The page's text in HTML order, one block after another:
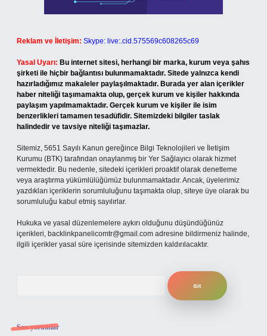
Reklam ve İletişim: Skype: live:.cid.575569c608265c69
Yasal Uyarı: Bu internet sitesi, herhangi bir marka, kurum veya şahıs
şirketi ile hiçbir bağlantısı bulunmamaktadır. Sitede yalnızca kendi
hazırladığımız makaleler paylaşılmaktadır. Burada yer alan içerikler
haber niteliği taşımamakta olup, gerçek kurum ve kişiler hakkında
paylaşım yapılmamaktadır. Gerçek kurum ve kişiler ile isim
benzerlikleri tamamen tesadüfidir. Sitemizdeki bilgiler taslak
halindedir ve tavsiye niteliği taşımazlar.
Sitemiz, 5651 Sayılı Kanun gereğince Bilgi Teknolojileri ve İletişim
Kurumu (BTK) tarafından onaylanmış bir Yer Sağlayıcı olarak hizmet
vermektedir. Bu nedenle, sitedeki içerikleri proaktif olarak denetleme
veya araştırma yükümlülüğümüz bulunmamaktadır. Ancak, üyelerimiz
yazdıkları içeriklerin sorumluluğunu taşımakta olup, siteye üye olarak bu
sorumluluğu kabul etmiş sayılırlar.
Hukuka ve yasal düzenlemelere aykırı olduğunu düşündüğünüz
içerikleri, backlinkpanelicomtr@gmail.com adresine bildirmeniz halinde,
ilgili içerikler yasal süre içerisinde sitemizden kaldırılacaktır.
Son yorumlar